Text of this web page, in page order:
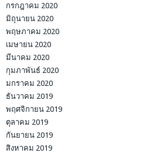
กรกฎาคม 2020
มิถุนายน 2020
พฤษภาคม 2020
เมษายน 2020
มีนาคม 2020
กุมภาพันธ์ 2020
มกราคม 2020
ธันวาคม 2019
พฤศจิกายน 2019
ตุลาคม 2019
กันยายน 2019
สิงหาคม 2019